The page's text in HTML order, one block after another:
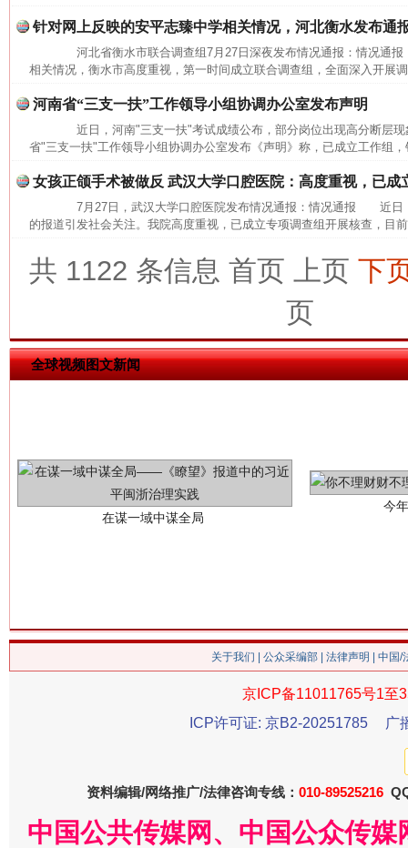
针对网上反映的安平志臻中学相关情况，河北衡水发布通
河北省衡水市联合调查组7月27日深夜发布情况通报：情况通
相关情况，衡水市高度重视，第一时间成立联合调查组，全面深入开展
河南省“三支一扶”工作领导小组协调办公室发布声明
近日，河南"三支一扶"考试成绩公布，部分岗位出现高分断层现
省"三支一扶"工作领导小组协调办公室发布《声明》称，已成立工作组
女孩正颌手术被做反 武汉大学口腔医院：高度重视，已成
7月27日，武汉大学口腔医院发布情况通报：情况通报 近日
的报道引发社会关注。我院高度重视，已成立专项调查组开展核查，目
共 1122 条信息 首页 上页 下
页
全球视频图文新闻
这是一记警钟！ 谢
魏明亮
关于我们 公众采编部 法律声明 | 中国
京ICP备11011765号1至
ICP许可证: 京B2-20251785
广
资料编辑/网络推广/法律咨询专线： 010-89525216
中国公共传媒网、中国公众传